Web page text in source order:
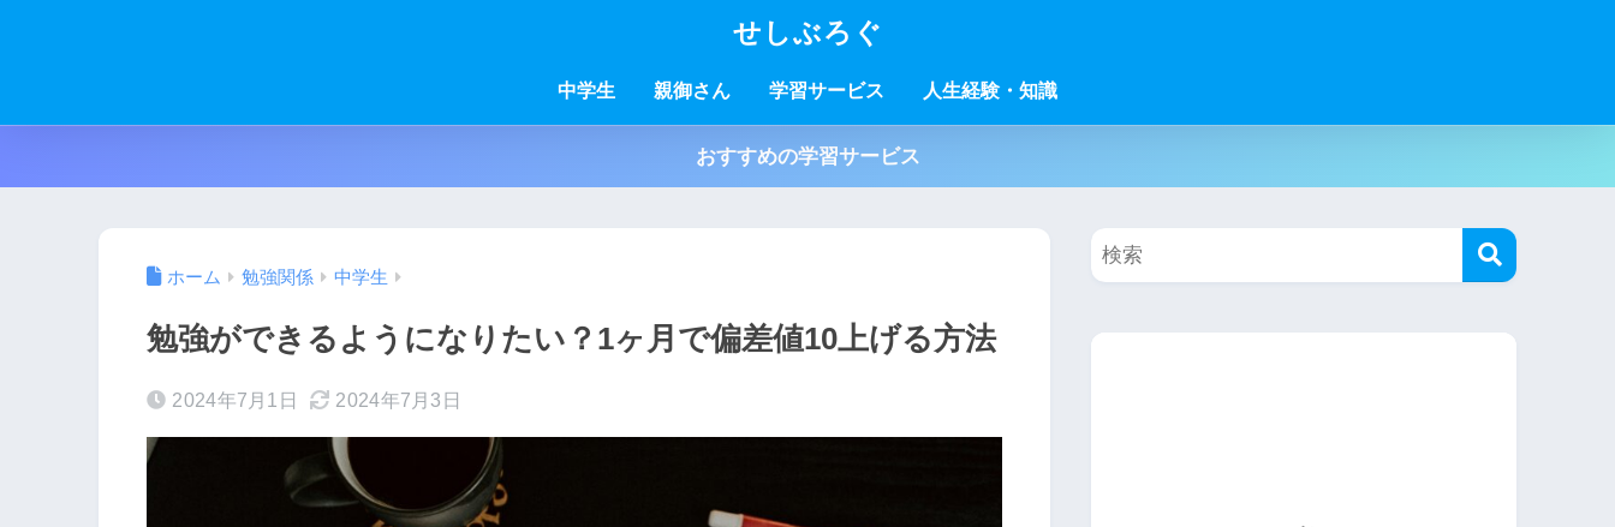
せしぶろぐ
中学生 親御さん 学習サービス 人生経験・知識
おすすめの学習サービス
ホーム 勉強関係 中学生
勉強ができるようになりたい？1ヶ月で偏差値10上げる方法
2024年7月1日 2024年7月3日